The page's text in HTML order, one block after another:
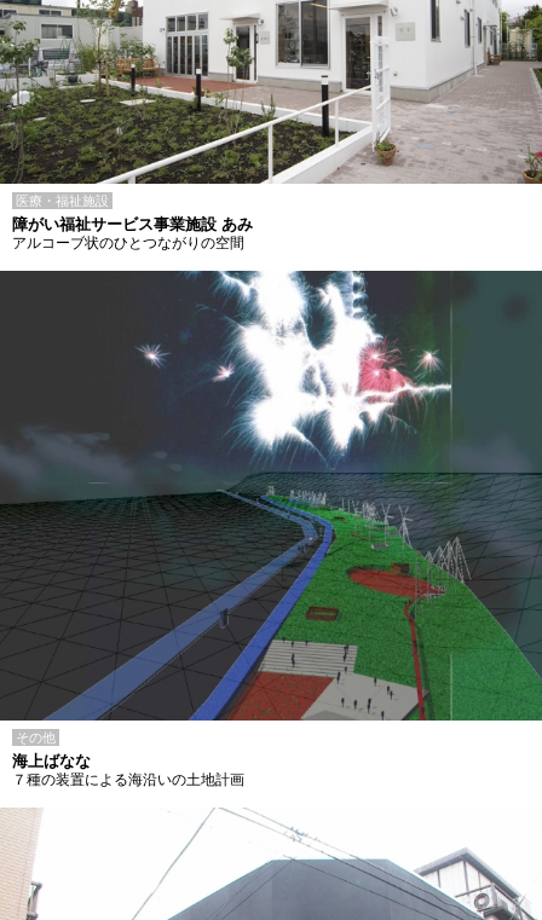
医療・福祉施設
障がい福祉サービス事業施設 あみ
アルコーブ状のひとつながりの空間
その他
海上ばなな
７種の装置による海沿いの土地計画